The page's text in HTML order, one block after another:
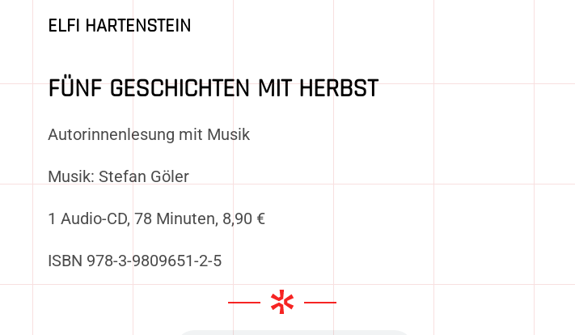
ELFI HARTENSTEIN
FÜNF GESCHICHTEN MIT HERBST
Autorinnenlesung mit Musik
Musik: Stefan Göler
1 Audio-CD, 78 Minuten, 8,90 €
ISBN 978-3-9809651-2-5